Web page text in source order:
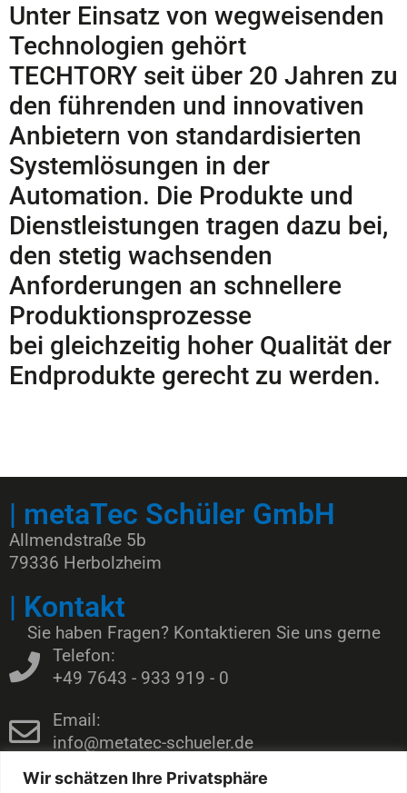
Wir schätzen Ihre Privatsphäre
Unter Einsatz von wegweisenden
Technologien gehört
TECHTORY seit über 20 Jahren zu
den führenden und innovativen
Anbietern von standardisierten
Systemlösungen in der
Automation. Die Produkte und
Dienstleistungen tragen dazu bei,
den stetig wachsenden
Anforderungen an schnellere
Produktionsprozesse
bei gleichzeitig hoher Qualität der
Endprodukte gerecht zu werden.
| metaTec Schüler GmbH
Allmendstraße 5b
79336 Herbolzheim
| Kontakt
Sie haben Fragen? Kontaktieren Sie uns gerne
Telefon:
+49 7643 - 933 919 - 0
Email:
info@metatec-schueler.de